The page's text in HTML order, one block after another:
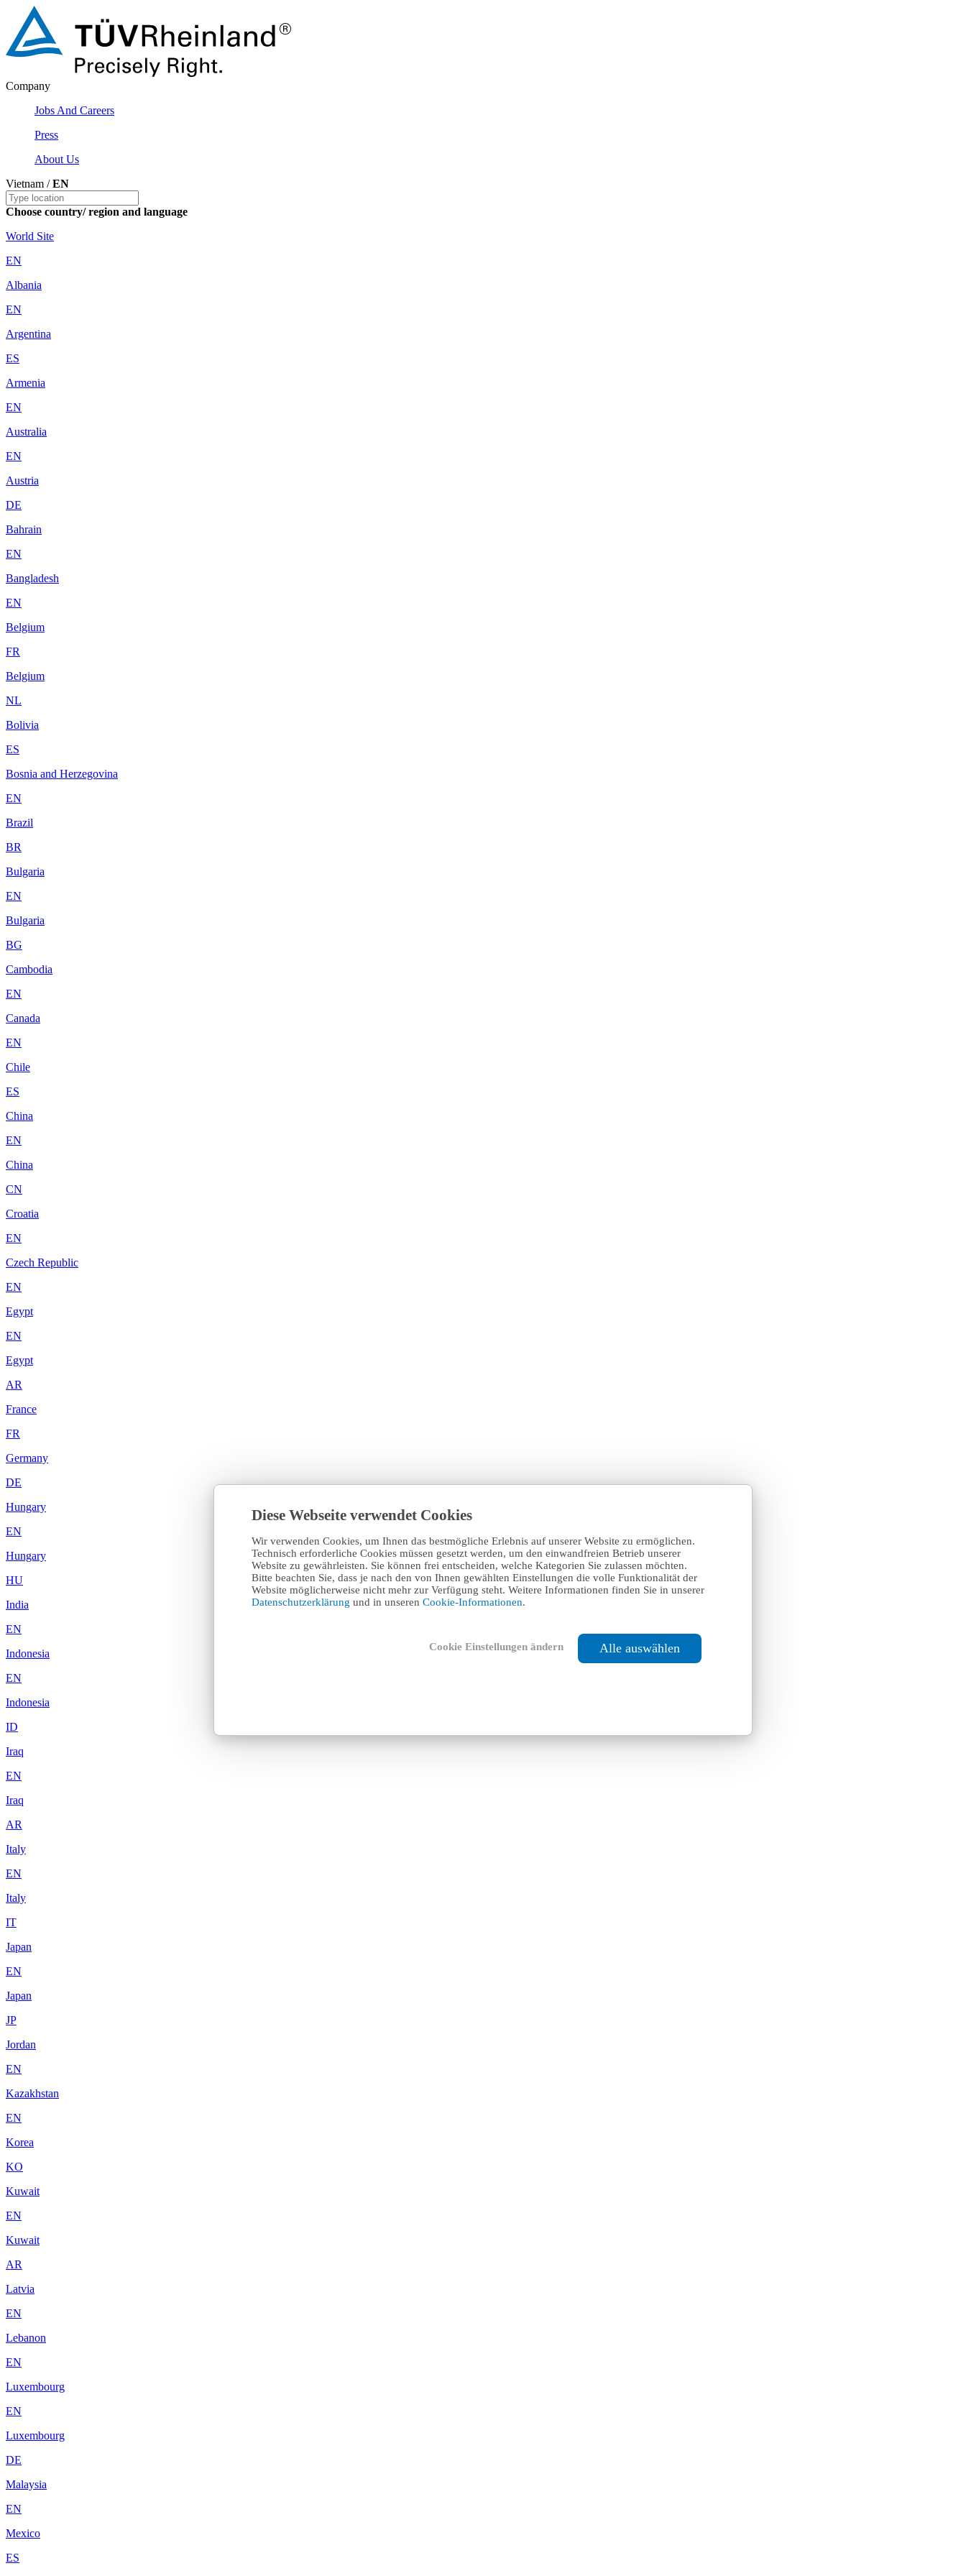
Diese Webseite verwendet Cookies
Wir verwenden Cookies, um Ihnen das bestmögliche Erlebnis auf unserer Website zu ermöglichen.
Technisch erforderliche Cookies müssen gesetzt werden, um den einwandfreien Betrieb unserer
Website zu gewährleisten. Sie können frei entscheiden, welche Kategorien Sie zulassen möchten.
Bitte beachten Sie, dass je nach den von Ihnen gewählten Einstellungen die volle Funktionalität der
Website möglicherweise nicht mehr zur Verfügung steht. Weitere Informationen finden Sie in unserer
Datenschutzerklärung und in unseren Cookie-Informationen.
Cookie Einstellungen ändern Alle auswählen
Company
Jobs And Careers
Press
About Us
Vietnam /EN
Choose country/ region and language
World Site
EN
Albania
EN
Argentina
ES
Armenia
EN
Australia
EN
Austria
DE
Bahrain
EN
Bangladesh
EN
Belgium
FR
Belgium
NL
Bolivia
ES
Bosnia and Herzegovina
EN
Brazil
BR
Bulgaria
EN
Bulgaria
BG
Cambodia
EN
Canada
EN
Chile
ES
China
EN
China
CN
Croatia
EN
Czech Republic
EN
Egypt
EN
Egypt
AR
France
FR
Germany
DE
Hungary
EN
Hungary
HU
India
EN
Indonesia
EN
Indonesia
ID
Iraq
EN
Iraq
AR
Italy
EN
Italy
IT
Japan
EN
Japan
JP
Jordan
EN
Kazakhstan
EN
Korea
KO
Kuwait
EN
Kuwait
AR
Latvia
EN
Lebanon
EN
Luxembourg
EN
Luxembourg
DE
Malaysia
EN
Mexico
ES